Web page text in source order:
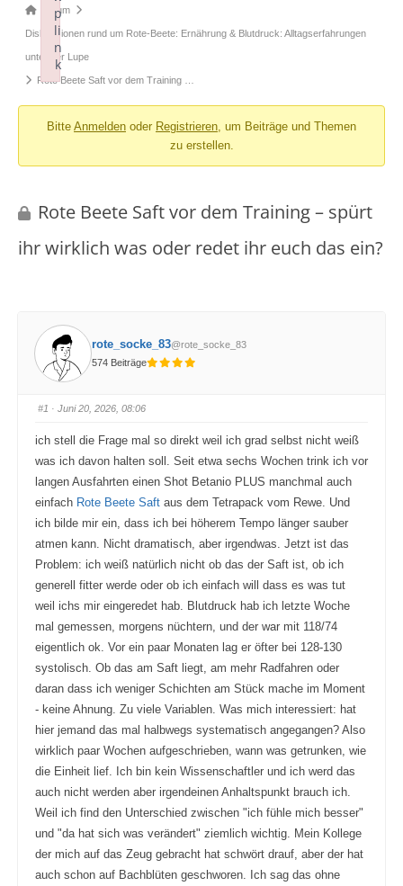
Forum-
Breadcrumbs
-
Du
Forum
Diskussionen rund um Rote-Beete: Ernährung & Blutdruck: Alltagserfahrungen
unter der Lupe
Rote Beete Saft vor dem Training …
Bitte Anmelden oder Registrieren, um Beiträge und Themen
zu erstellen.
Rote Beete Saft vor dem Training – spürt
ihr wirklich was oder redet ihr euch das ein?
rote_socke_83@rote_socke_83
574 Beiträge
#1 · Juni 20, 2026, 08:06
ich stell die Frage mal so direkt weil ich grad selbst nicht weiß
was ich davon halten soll. Seit etwa sechs Wochen trink ich vor
langen Ausfahrten einen Shot Betanio PLUS manchmal auch
einfach Rote Beete Saftaus dem Tetrapack vom Rewe. Und
ich bilde mir ein, dass ich bei höherem Tempo länger sauber
atmen kann. Nicht dramatisch, aber irgendwas. Jetzt ist das
Problem: ich weiß natürlich nicht ob das der Saft ist, ob ich
generell fitter werde oder ob ich einfach will dass es was tut
weil ichs mir eingeredet hab. Blutdruck hab ich letzte Woche
mal gemessen, morgens nüchtern, und der war mit 118/74
eigentlich ok. Vor ein paar Monaten lag er öfter bei 128-130
systolisch. Ob das am Saft liegt, am mehr Radfahren oder
daran dass ich weniger Schichten am Stück mache im Moment
- keine Ahnung. Zu viele Variablen. Was mich interessiert: hat
hier jemand das mal halbwegs systematisch angegangen? Also
wirklich paar Wochen aufgeschrieben, wann was getrunken, wie
die Einheit lief. Ich bin kein Wissenschaftler und ich werd das
auch nicht werden aber irgendeinen Anhaltspunkt brauch ich.
Weil ich find den Unterschied zwischen "ich fühle mich besser"
und "da hat sich was verändert" ziemlich wichtig. Mein Kollege
der mich auf das Zeug gebracht hat schwört drauf, aber der hat
auch schon auf Bachblüten geschworen. Ich sag das ohne
p
li
n
k
Failed to initialize plugin: wplink